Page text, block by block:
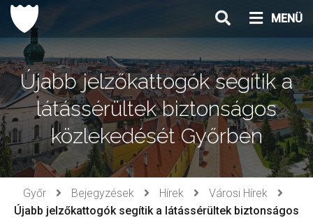
Ugrás
tartalomhoz
MENÜ
Újabb jelzőkattogók segítik a
látássérültek biztonságos
közlekedését Győrben
Győr Bejegyzések Hírek
Városi Hírek
Újabb jelzőkattogók segítik a látássérültek biztonságos